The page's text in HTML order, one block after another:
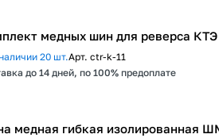
медных шин для реверса КТЭ
20 шт.Арт. ctr-k-11
до 14 дней, по 100% предоплате
медная гибкая изолированная